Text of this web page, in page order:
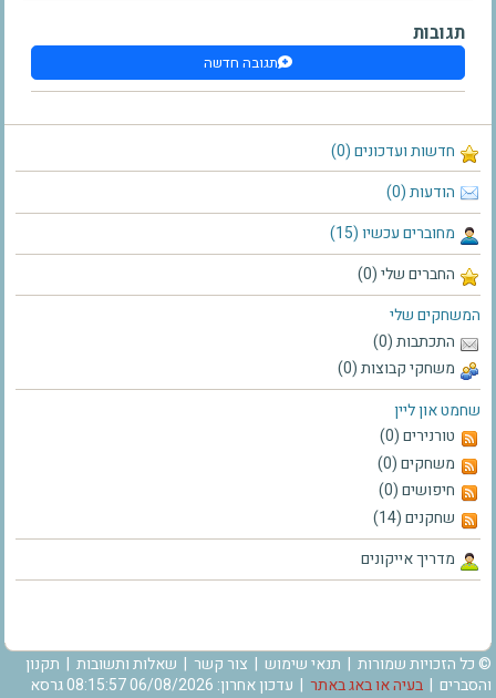
חדשות ועדכונים (0)
הודעות (0)
מחוברים עכשיו (15)
החברים שלי (0)
המשחקים שלי
התכתבות (0)
משחקי קבוצות (0)
שחמט און ליין
טורנירים (0)
משחקים (0)
חיפושים (0)
שחקנים (14)
מדריך אייקונים
תגובות
תגובה חדשה
© כל הזכויות שמורות | תנאי שימוש | צור קשר | שאלות ותשובות | תקנון
והסברים | בעיה או באג באתר
| עדכון אחרון: 06/08/2026 08:15:57 גרסא